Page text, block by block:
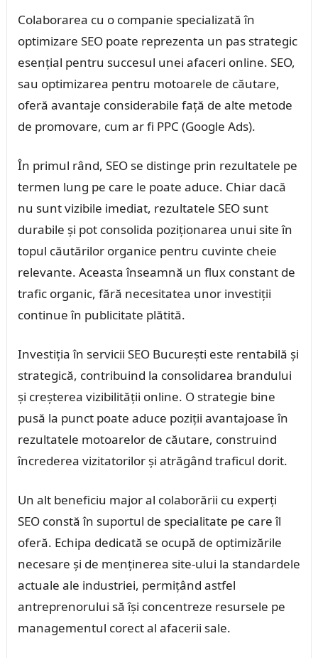
Colaborarea cu o companie specializată în
optimizare SEO poate reprezenta un pas strategic
esențial pentru succesul unei afaceri online. SEO,
sau optimizarea pentru motoarele de căutare,
oferă avantaje considerabile față de alte metode
de promovare, cum ar fi PPC (Google Ads).
În primul rând, SEO se distinge prin rezultatele pe
termen lung pe care le poate aduce. Chiar dacă
nu sunt vizibile imediat, rezultatele SEO sunt
durabile și pot consolida poziționarea unui site în
topul căutărilor organice pentru cuvinte cheie
relevante. Aceasta înseamnă un flux constant de
trafic organic, fără necesitatea unor investiții
continue în publicitate plătită.
Investiția în servicii SEO București este rentabilă și
strategică, contribuind la consolidarea brandului
și creșterea vizibilității online. O strategie bine
pusă la punct poate aduce poziții avantajoase în
rezultatele motoarelor de căutare, construind
încrederea vizitatorilor și atrăgând traficul dorit.
Un alt beneficiu major al colaborării cu experți
SEO constă în suportul de specialitate pe care îl
oferă. Echipa dedicată se ocupă de optimizările
necesare și de menținerea site-ului la standardele
actuale ale industriei, permițând astfel
antreprenorului să își concentreze resursele pe
managementul corect al afacerii sale.